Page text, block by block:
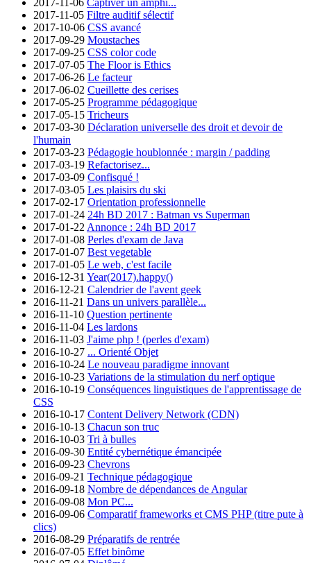
2017-11-05 Filtre auditif sélectif
2017-10-06 CSS avancé
2017-09-29 Moustaches
2017-09-25 CSS color code
2017-07-05 The Floor is Ethics
2017-06-26 Le facteur
2017-06-02 Cueillette des cerises
2017-05-25 Programme pédagogique
2017-05-15 Tricheurs
2017-03-30 Déclaration universelle des droit et devoir de
l'humain
2017-03-23 Pédagogie houblonnée : margin / padding
2017-03-19 Refactorisez...
2017-03-09 Confisqué !
2017-03-05 Les plaisirs du ski
2017-02-17 Orientation professionnelle
2017-01-24 24h BD 2017 : Batman vs Superman
2017-01-22 Annonce : 24h BD 2017
2017-01-08 Perles d'exam de Java
2017-01-07 Best vegetable
2017-01-05 Le web, c'est facile
2016-12-31 Year(2017).happy()
2016-12-21 Calendrier de l'avent geek
2016-11-21 Dans un univers parallèle...
2016-11-10 Question pertinente
2016-11-04 Les lardons
2016-11-03 J'aime php ! (perles d'exam)
2016-10-27 ... Orienté Objet
2016-10-24 Le nouveau paradigme innovant
2016-10-23 Variations de la stimulation du nerf optique
2016-10-19 Conséquences linguistiques de l'apprentissage de
CSS
2016-10-17 Content Delivery Network (CDN)
2016-10-13 Chacun son truc
2016-10-03 Tri à bulles
2016-09-30 Entité cybernétique émancipée
2016-09-23 Chevrons
2016-09-21 Technique pédagogique
2016-09-18 Nombre de dépendances de Angular
2016-09-08 Mon PC...
2016-09-06 Comparatif frameworks et CMS PHP (titre pute à
clics)
2016-08-29 Préparatifs de rentrée
2016-07-05 Effet binôme